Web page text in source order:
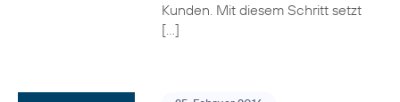
Kunden. Mit diesem Schritt setzt
[…]